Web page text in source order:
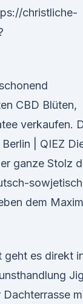
christliche-
CBD Blüten,
verkaufen.
| QIEZ
ganze Stolz
dem
geht es direkt
Dachterrasse